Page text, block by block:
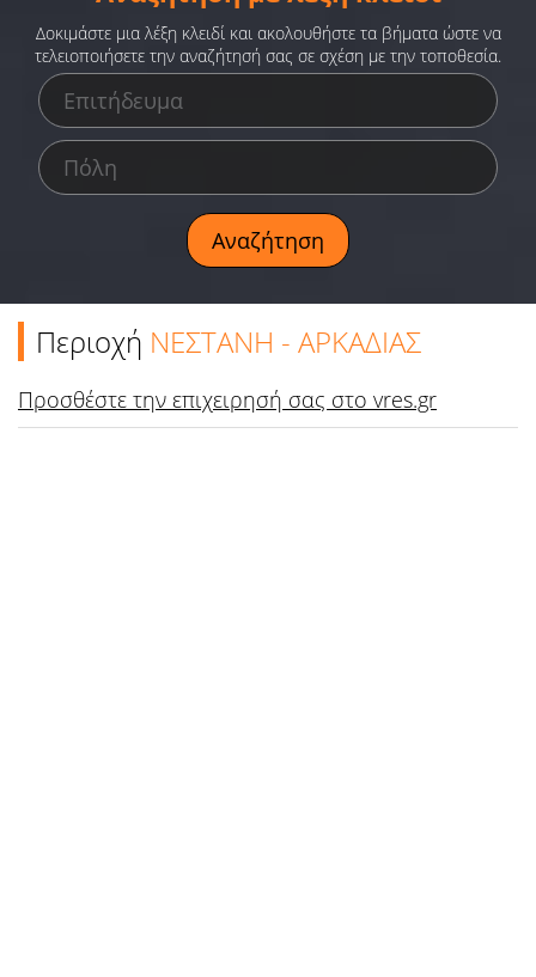
Ειδήσεις
Παιχνίδια
Ραδιόφωνο
Ταινίες
Δοκιμάστε μια λέξη κλειδί και ακολουθήστε τα βήματα ώστε να
τελειοποιήσετε την αναζήτησή σας σε σχέση με την τοποθεσία.
Περιοχή ΝΕΣΤΑΝΗ - ΑΡΚΑΔΙΑΣ
Προσθέστε την επιχειρησή σας στο vres.gr